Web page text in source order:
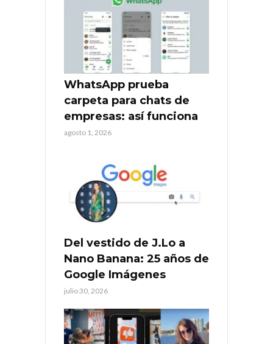
WhatsApp prueba
carpeta para chats de
empresas: así funciona
agosto 1, 2026
Del vestido de J.Lo a
Nano Banana: 25 años de
Google Imágenes
julio 30, 2026